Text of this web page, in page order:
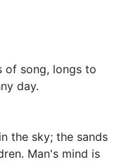
of song, longs to
day.
the sky; the sands
Man's mind is